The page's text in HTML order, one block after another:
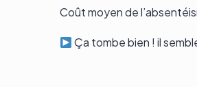
Coût moyen de
Ça tombe bien ! il